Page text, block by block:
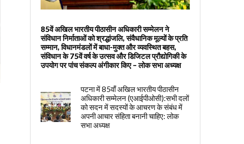
85वें अखिल भारतीय पीठासीन अधिकारी सम्मेलन ने
संविधान निर्माताओं को श्रद्धांजलि, संवैधानिक मूल्यों के प्रति
सम्मान, विधानमंडलों में बाधा-मुक्त और व्यवस्थित बहस,
संविधान के 75वें वर्ष के उत्सव और डिजिटल प्रौद्योगिकी के
उपयोग पर पांच संकल्प अंगीकार किए – लोक सभा अध्यक्ष
पटना में 85वाँ अखिल भारतीय पीठासीन
अधिकारी सम्मेलन (एआईपीओसी):सभी दलों
को सदन में सदस्यों के आचरण के संबंध में
अपनी आचार संहिता बनानी चाहिए: लोक
सभा अध्यक्ष